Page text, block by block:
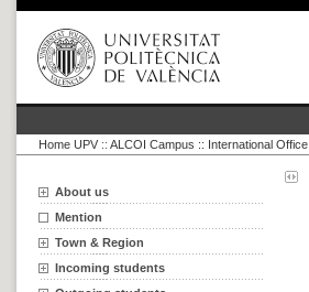
Home UPV :: ALCOI Campus :: International Office
About us
Mention
Town & Region
Incoming students